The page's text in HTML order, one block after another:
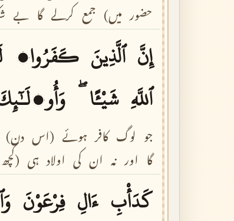
حضور میں) جمع کرلے گا بے
إِنَّ ٱلَّذِينَ كَفَرُوا۟
ٱللَّهِ شَيْـًٔا
جو لوگ کافر ہوئے (اس دن)
گا اور نہ ان کی اولاد ہی (کچھ
كَدَأْبِ ءَالِ فِرْعَوْنَ